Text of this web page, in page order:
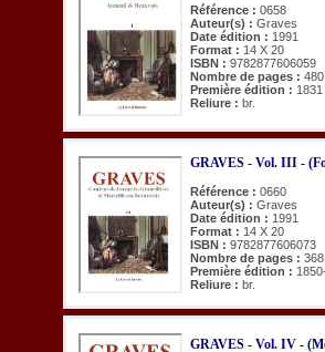
Référence : 0658
Auteur(s) : Graves
Date édition : 1991
Format : 14 X 20
ISBN : 9782877606059
Nombre de pages : 480
Première édition : 1831
Reliure : br.
GRAVES - Vol. III -
Référence : 0660
Auteur(s) : Graves
Date édition : 1991
Format : 14 X 20
ISBN : 9782877606073
Nombre de pages : 368
Première édition :
Reliure : br.
GRAVES - Vol. IV -